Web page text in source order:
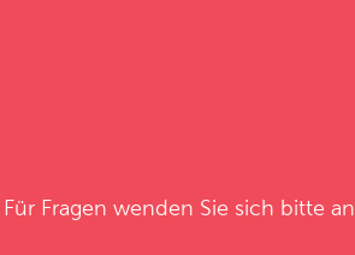
. Für Fragen wenden Sie sich bitte an